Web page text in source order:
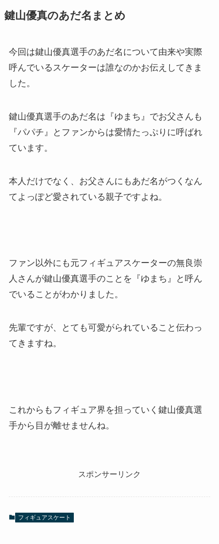
鍵山優真のあだ名まとめ
今回は鍵山優真選手のあだ名について由来や実際
呼んでいるスケーターは誰なのかお伝えしてきま
した。
鍵山優真選手のあだ名は『ゆまち』でお父さんも
『パパチ』とファンからは愛情たっぷりに呼ばれ
ています。
本人だけでなく、お父さんにもあだ名がつくなん
てよっぽど愛されている親子ですよね。
ファン以外にも元フィギュアスケーターの無良崇
人さんが鍵山優真選手のことを『ゆまち』と呼ん
でいることがわかりました。
先輩ですが、とても可愛がられていること伝わっ
てきますね。
これからもフィギュア界を担っていく鍵山優真選
手から目が離せませんね。
スポンサーリンク
フィギュアスケート